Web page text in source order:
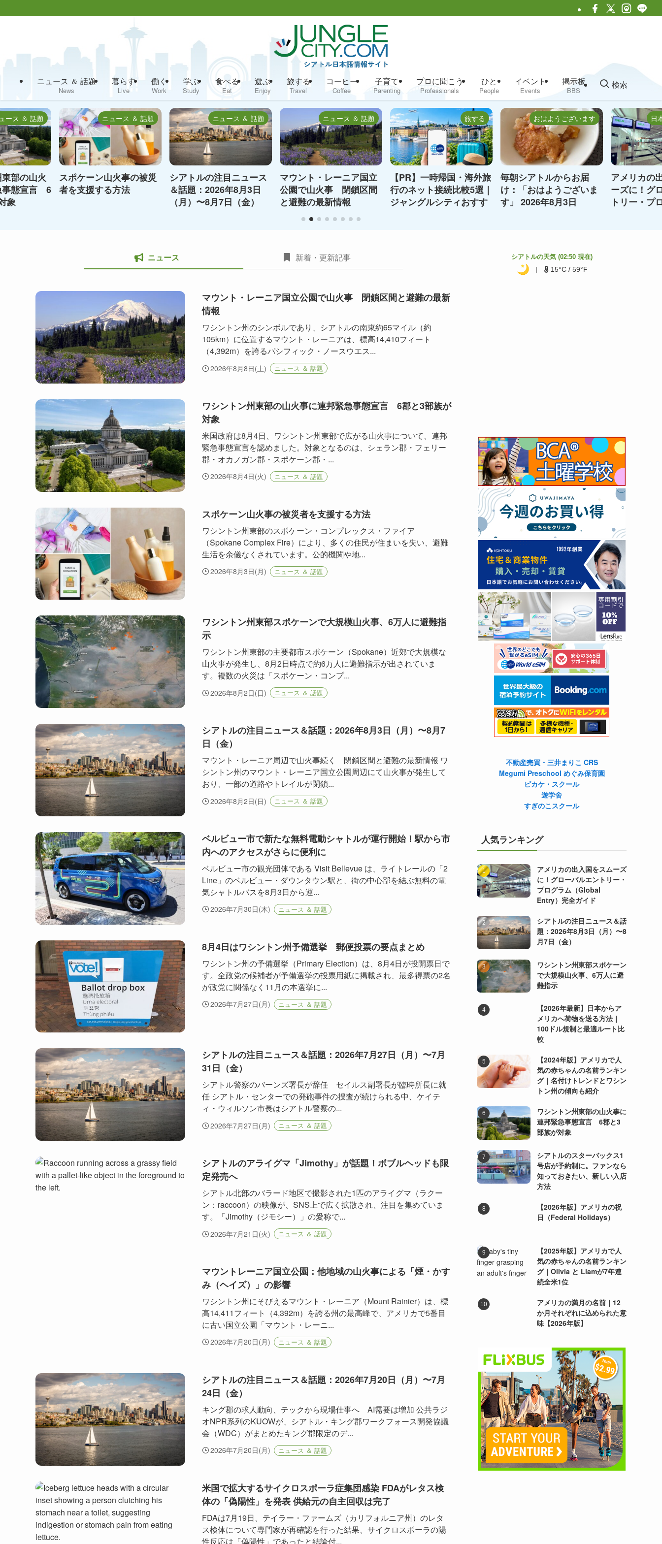
ニュース ＆ 話題
News
暮らす
Live
働く
Work
学ぶ
Study
食べる
Eat
遊ぶ
Enjoy
旅する
Travel
コーヒー
Coffee
子育て
Parenting
プロに聞こう
Professionals
ひと
People
イベント
Events
掲示板
BBS
検索
ース ＆ 話題
部の山火
事態宣言 6
象
ニュース ＆ 話題
スポケーン山火事の被災
者を支援する方法
ニュース ＆ 話題
シアトルの注目ニュース
＆話題：2026年8月3日
（月）〜8月7日（金）
ニュース ＆ 話題
マウント・レーニア国立
公園で山火事 閉鎖区間
と避難の最新情報
旅する
【PR】一時帰国・海外旅
行のネット接続比較5選｜
ジャングルシティおすす
おはようございます
毎朝シアトルからお届
け：「おはようございま
す」 2026年8月3日
日
アメリカの
ーズに！グ
トリー・プ
ニュース 新着・更新記事
マウント・レーニア国立公園で山火事 閉鎖区間と避難の最新
情報
ワシントン州のシンボルであり、シアトルの南東約65マイル（約
105km）に位置するマウント・レーニアは、標高14,410フィート
（4,392m）を誇るパシフィック・ノースウエス...
2026年8月8日(土) ニュース ＆ 話題
ワシントン州東部の山火事に連邦緊急事態宣言 6郡と3部族が
対象
米国政府は8月4日、ワシントン州東部で広がる山火事について、連邦
緊急事態宣言を認めました。対象となるのは、シェラン郡・フェリー
郡・オカノガン郡・スポケーン郡・...
2026年8月4日(火) ニュース ＆ 話題
スポケーン山火事の被災者を支援する方法
ワシントン州東部のスポケーン・コンプレックス・ファイア
（Spokane Complex Fire）により、多くの住民が住まいを失い、避難
生活を余儀なくされています。公的機関や地...
2026年8月3日(月) ニュース ＆ 話題
ワシントン州東部スポケーンで大規模山火事、6万人に避難指
示
ワシントン州東部の主要都市スポケーン（Spokane）近郊で大規模な
山火事が発生し、8月2日時点で約6万人に避難指示が出されていま
す。複数の火災は「スポケーン・コンプ...
2026年8月2日(日) ニュース ＆ 話題
シアトルの注目ニュース＆話題：2026年8月3日（月）〜8月7
日（金）
マウント・レーニア周辺で山火事続く 閉鎖区間と避難の最新情報 ワ
シントン州のマウント・レーニア国立公園周辺にて山火事が発生して
おり、一部の道路やトレイルが閉鎖...
2026年8月2日(日) ニュース ＆ 話題
ベルビュー市で新たな無料電動シャトルが運行開始！駅から市
内へのアクセスがさらに便利に
ベルビュー市の観光団体である Visit Bellevue は、ライトレールの「2
Line」のベルビュー・ダウンタウン駅と、街の中心部を結ぶ無料の電
気シャトルバスを8月3日から運...
2026年7月30日(木) ニュース ＆ 話題
8月4日はワシントン州予備選挙 郵便投票の要点まとめ
ワシントン州の予備選挙（Primary Election）は、8月4日が投開票日で
す。全政党の候補者が予備選挙の投票用紙に掲載され、最多得票の2名
が政党に関係なく11月の本選挙に...
2026年7月27日(月) ニュース ＆ 話題
シアトルの注目ニュース＆話題：2026年7月27日（月）〜7月
31日（金）
シアトル警察のバーンズ署長が辞任 セイルス副署長が臨時所長に就
任 シアトル・センターでの発砲事件の捜査が続けられる中、ケイテ
ィ・ウィルソン市長はシアトル警察の...
2026年7月27日(月) ニュース ＆ 話題
シアトルのアライグマ「Jimothy」が話題！ボブルヘッドも限
定発売へ
シアトル北部のバラード地区で撮影された1匹のアライグマ（ラクー
ン：raccoon）の映像が、SNS上で広く拡散され、注目を集めていま
す。「Jimothy（ジモシー）」の愛称で...
2026年7月21日(火) ニュース ＆ 話題
マウントレーニア国立公園：他地域の山火事による「煙・かす
み（ヘイズ）」の影響
ワシントン州にそびえるマウント・レーニア（Mount Rainier）は、標
高14,411フィート（4,392m）を誇る州の最高峰で、アメリカで5番目
に古い国立公園「マウント・レーニ...
2026年7月20日(月) ニュース ＆ 話題
シアトルの注目ニュース＆話題：2026年7月20日（月）〜7月
24日（金）
キング郡の求人動向、テックから現場仕事へ AI需要は増加 公共ラジ
オNPR系列のKUOWが、シアトル・キング郡ワークフォース開発協議
会（WDC）がまとめたキング郡限定のデ...
2026年7月20日(月) ニュース ＆ 話題
米国で拡大するサイクロスポーラ症集団感染 FDAがレタス検
体の「偽陽性」を発表 供給元の自主回収は完了
FDAは7月19日、テイラー・ファームズ（カリフォルニア州）のレタ
ス検体について専門家が再確認を行った結果、サイクロスポーラの陽
性反応は「偽陽性」であったと結論付...
シアトルの天気 (02:50現在)
| 15°C / 59°F
不動産売買・三井まりこ CRS
Megumi Preschool めぐみ保育園
ピカケ・スクール
遊学舍
すぎのこスクール
人気ランキング
アメリカの出入国をスムーズ
に！グローバルエントリー・
プログラム（Global
Entry）完全ガイド
シアトルの注目ニュース＆話
題：2026年8月3日（月）〜8
月7日（金）
ワシントン州東部スポケーン
で大規模山火事、6万人に避
難指示
【2026年最新】日本からア
メリカへ荷物を送る方法｜
100ドル規制と最適ルート比
較
【2024年版】アメリカで人
気の赤ちゃんの名前ランキン
グ｜名付けトレンドとワシン
トン州の傾向も紹介
ワシントン州東部の山火事に
連邦緊急事態宣言 6郡と3
部族が対象
シアトルのスターバックス1
号店が予約制に。ファンなら
知っておきたい、新しい入店
方法
【2026年版】アメリカの祝
日（Federal Holidays）
【2025年版】アメリカで人
気の赤ちゃんの名前ランキン
グ｜Olivia と Liamが7年連
続全米1位
アメリカの満月の名前｜12
か月それぞれに込められた意
味【2026年版】